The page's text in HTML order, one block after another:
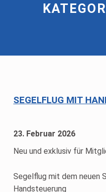
SEGELFLUG MIT
23. Februar 2026
Neu und exklusiv für
Segelflug mit dem neuen
Handsteuerung